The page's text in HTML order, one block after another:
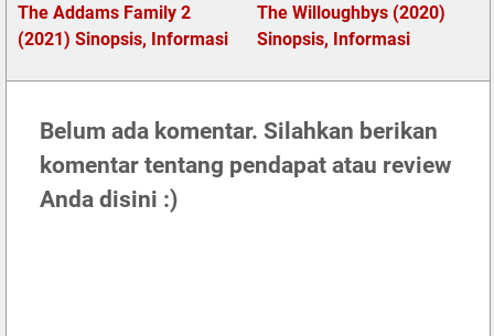
The Addams Family 2
(2021) Sinopsis, Informasi
The Willoughbys (2020)
Sinopsis, Informasi
Belum ada komentar. Silahkan berikan
komentar tentang pendapat atau review
Anda disini :)